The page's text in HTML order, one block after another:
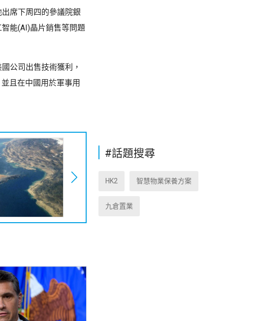
席下周四的參議院銀
能(AI)晶片銷售等問題
公司出售技術獲利，
且在中國用於軍事用
#話題搜尋
HK2 智慧物業保養方案
九倉置業